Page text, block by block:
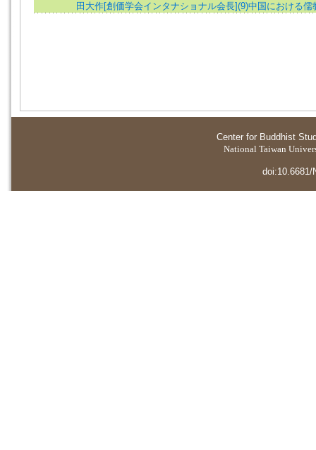
田大作[創価学会インタナショナル会長](9)中国における儒
Center for Buddhist
National Taiwan
doi:10.6681/